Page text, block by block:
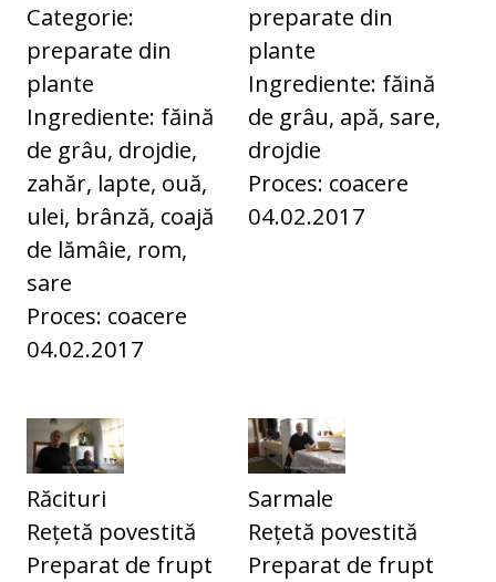
Categorie:
preparate din
plante
Ingrediente: făină
de grâu, drojdie,
zahăr, lapte, ouă,
ulei, brânză, coajă
de lămâie, rom,
sare
Proces: coacere
04.02.2017
preparate din
plante
Ingrediente: făină
de grâu, apă, sare,
drojdie
Proces: coacere
04.02.2017
Răcituri
Rețetă povestită
Preparat de frupt
Sarmale
Rețetă povestită
Preparat de frupt